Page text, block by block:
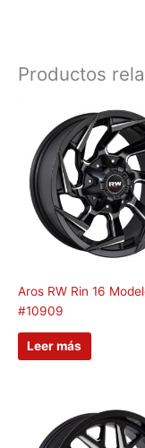
Productos
Aros RW Rin 16
#10909
Leer más